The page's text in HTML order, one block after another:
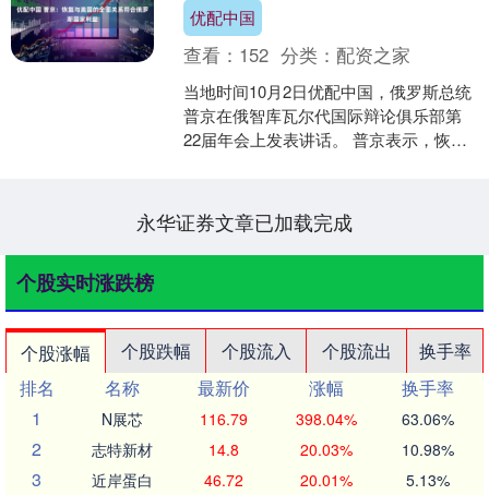
优配中国
查看： 152 分类：配资之家
当地时间10月2日优配中国，俄罗斯总统
普京在俄智库瓦尔代国际辩论俱乐部第
22届年会上发表讲话。 普京表示，恢复
永华证券文章已加载完成
个股实时涨跌榜
个股涨幅 个股跌幅 个股流入 个股流出
换手率
排名
名称 最新价 涨幅
换手率
1
N展芯 116.79 398.04% 63.06%
2 志特新材 14.8 20.03% 10.98%
3 近岸蛋白 46.72 20.01% 5.13%